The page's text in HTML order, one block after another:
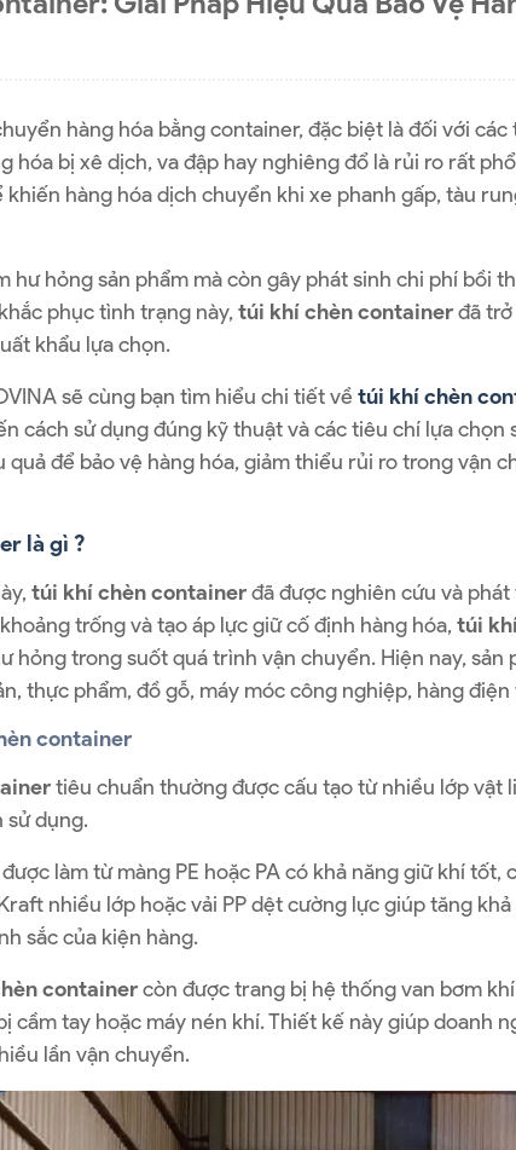
hàng hóa bằng container, đặc biệt là đối với
hóa bị xê dịch, va đập hay nghiêng đổ là rủi ro rất
hàng hóa dịch chuyển khi xe phanh gấp, tàu
hư hỏng sản phẩm mà còn gây phát sinh chi phí bồi
phục tình trạng này,túi khí chèn containerđã
khẩu lựa chọn.
sẽ cùng bạn tìm hiểu chi tiết về túi khí chèn
cách sử dụng đúng kỹ thuật và các tiêu chí lựa
quả để bảo vệ hàng hóa, giảm thiểu rủi ro trong vận
là gì ?
túi khí chèn containerđã được nghiên cứu và
trống và tạo áp lực giữ cố định hàng hóa,túi
hỏng trong suốt quá trình vận chuyển. Hiện nay,
thực phẩm, đồ gỗ, máy móc công nghiệp, hàng
container
tiêu chuẩn thường được cấu tạo từ nhiều lớp vật
sử dụng.
làm từ màng PE hoặc PA có khả năng giữ khí tốt,
nhiều lớp hoặc vải PP dệt cường lực giúp tăng
sắc của kiện hàng.
containercòn được trang bị hệ thống van bơm
cầm tay hoặc máy nén khí. Thiết kế này giúp doanh
lần vận chuyển.